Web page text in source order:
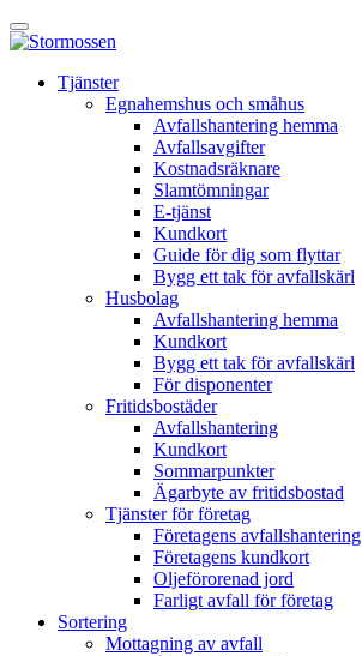
Skip
toÖppna
huvudmeny
tjänst
Tjänster
Egnahemshus och småhus
Avfallshantering hemma
Avfallsavgifter
Kostnadsräknare
Slamtömningar
E-tjänst
Kundkort
Guide för dig som flyttar
Bygg ett tak för avfallskärl
Husbolag
Avfallshantering hemma
Kundkort
Bygg ett tak för avfallskärl
För disponenter
Fritidsbostäder
Avfallshantering
Kundkort
Sommarpunkter
Ägarbyte av fritidsbostad
Tjänster för företag
Företagens avfallshantering
Företagens kundkort
Oljeförorenad jord
Farligt avfall för företag
Sortering
Mottagning av avfall